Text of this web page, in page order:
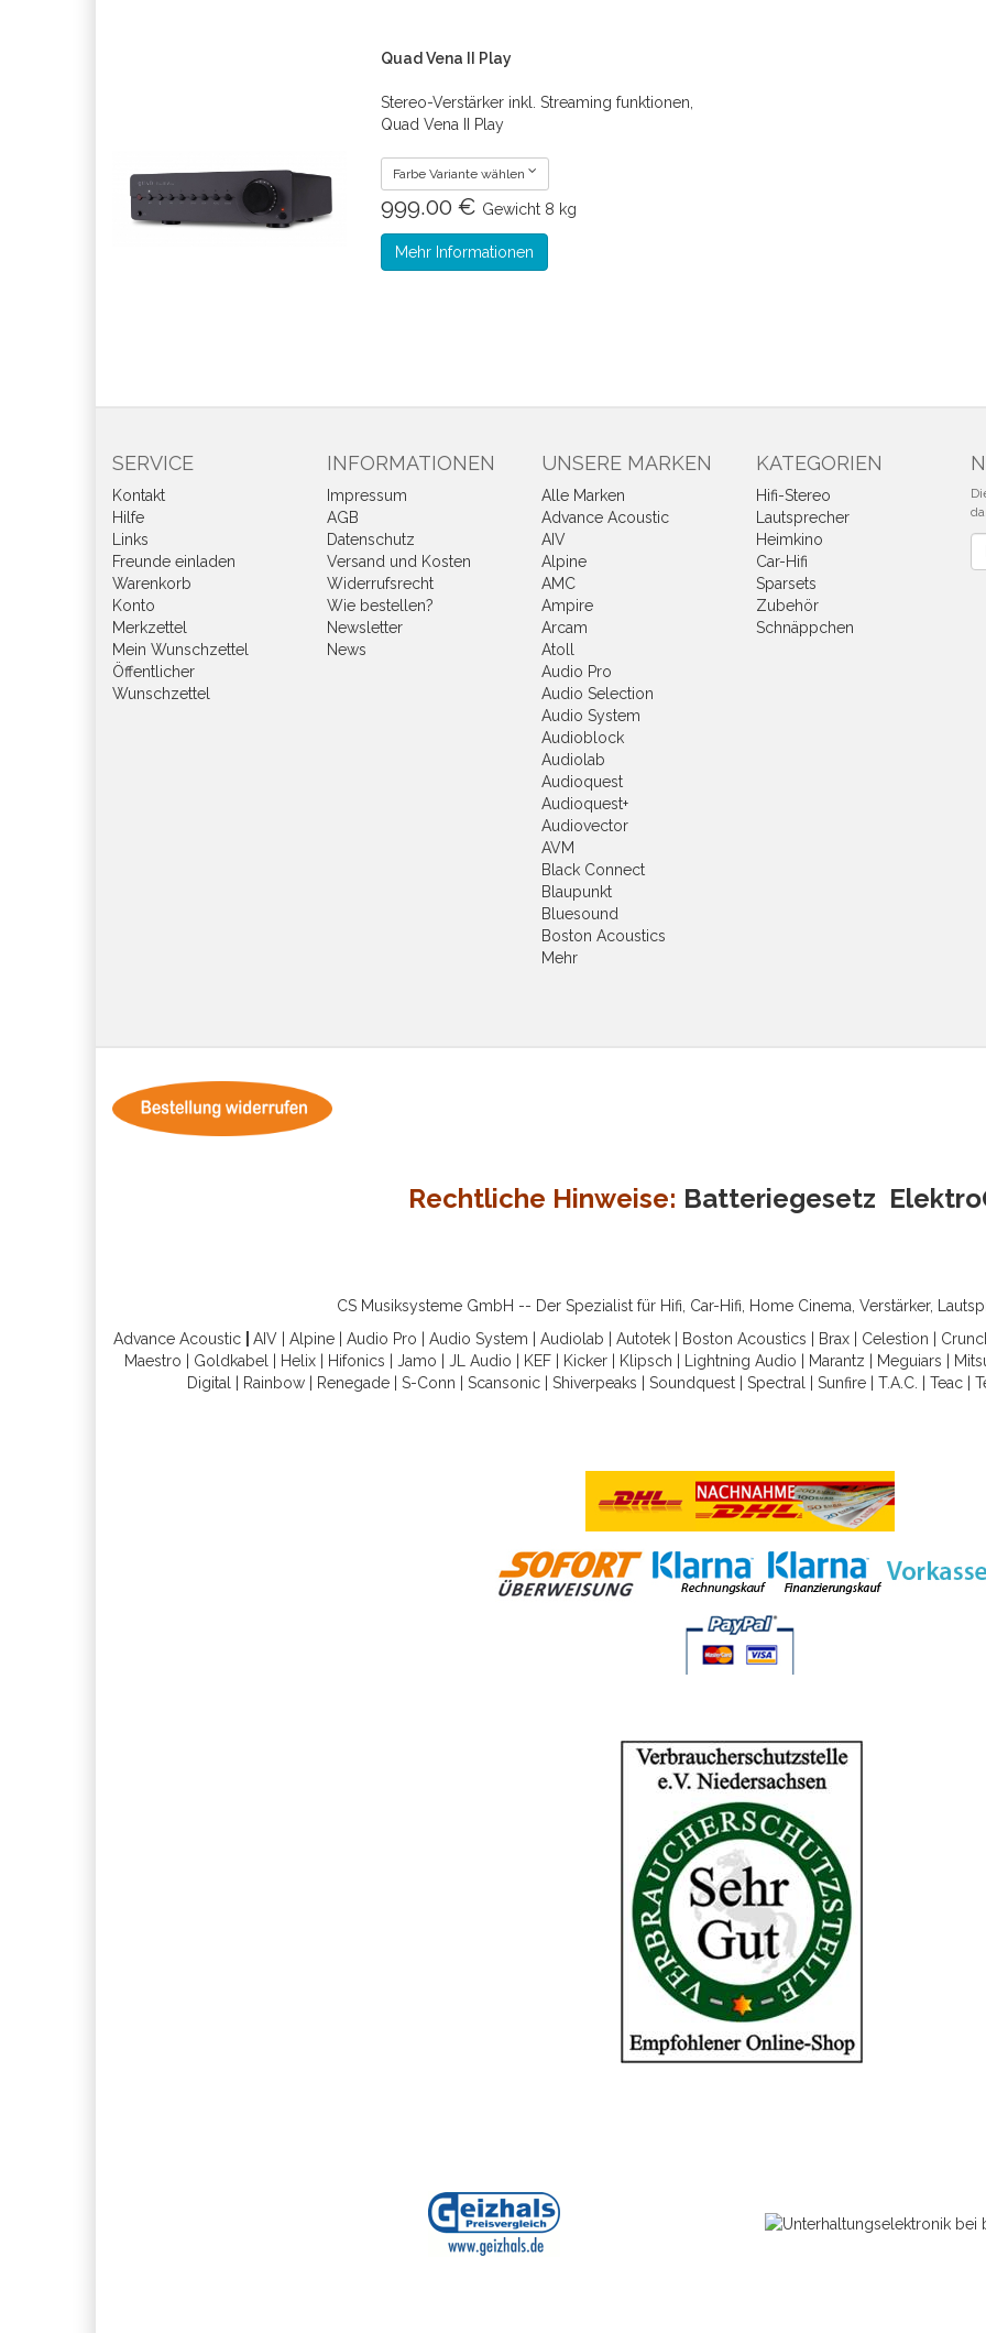
Quad Vena II Play
Stereo-Verstärker inkl. Streaming funktionen,
Quad Vena II Play
Farbe Variante wählen
999.00 € Gewicht 8 kg
Mehr Informationen
SERVICE
Kontakt
Hilfe
Links
Freunde einladen
Warenkorb
Konto
Merkzettel
Mein Wunschzettel
Öffentlicher
Wunschzettel
INFORMATIONEN
Impressum
AGB
Datenschutz
Versand und Kosten
Widerrufsrecht
Wie bestellen?
Newsletter
News
UNSERE MARKEN
Alle Marken
Advance Acoustic
AIV
Alpine
AMC
Ampire
Arcam
Atoll
Audio Pro
Audio Selection
Audio System
Audioblock
Audiolab
Audioquest
Audioquest+
Audiovector
AVM
Black Connect
Blaupunkt
Bluesound
Boston Acoustics
Mehr
KATEGORIEN
Hifi-Stereo
Lautsprecher
Heimkino
Car-Hifi
Sparsets
Zubehör
Schnäppchen
Rechtliche Hinweise: Batteriegesetz
CS Musiksysteme GmbH -- Der Spezialist für Hifi, Car-Hifi, Home Cinema, Verstärker,
Advance Acoustic
AIV Alpine Audio Pro Audio System Audiolab Autotek Boston Acoustics Brax Celestion
Maestro
Goldkabel Helix| Hifonics Jamo JL Audio KEF| Kicker| Klipsch Lightning Audio Marantz Meguiars
Digital
Rainbow Renegade S-Conn Scansonic Shiverpeaks Soundquest Spectral Sunfire T.A.C. Teac